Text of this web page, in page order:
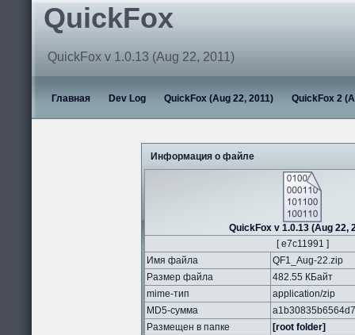
QuickFox
QuickFox v 1.0.13 (Aug 22, 2011)
Главная Dev Log QuickFox (Aug 22, 2011) QuickFox 2
Информация о файле
QuickFox v 1.0.13 (Aug 22,
[ e7c11991 ]
Имя файла
QF1_Aug-22.zip
Размер файла
482.55 КБайт
mime-тип
application/zip
MD5-сумма
Размещен в папке
[root folder]